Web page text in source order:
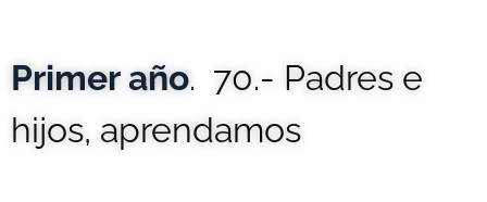
Primer año. 70.- Padres e
hijos, aprendamos